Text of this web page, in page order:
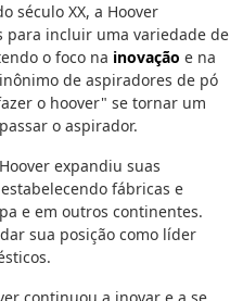
século XX, a Hoover
incluir uma variedade de
o foco na inovação e na
de aspiradores de pó
o hoover" se tornar um
o aspirador.
expandiu suas
fábricas e
e em outros continentes.
sua posição como líder